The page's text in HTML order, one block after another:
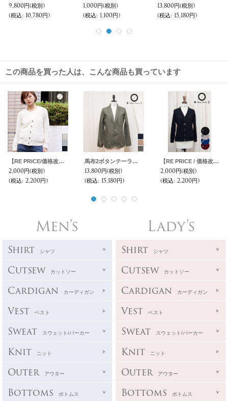
12,800円(税別)
(税込: 14,080円)
15,800円(税別)
(税込: 17,380円)
1,500円(税別)
(税込: 1,650円)
この商品を買った人は、こんな商品も買っています
【RE PRICE/価格改定】フランスリネンケーブル×鹿の子長袖ニットカーディガン[Lady's]【MADE IN JAPAN】『日本製』/ Upscape Audience
2,000円(税別)
(税込: 2,200円)
馬布2ボタンテーラードジャケット [Lady's] / Upscape Audience
13,800円(税別)
(税込: 15,180円)
【RE PRICE / 価格改定】9GスパンニットソーVネック長袖カーディガン [Lady's]【MADE IN JAPAN】『日本製』/ Upscape Audience
2,000円(税別)
(税込: 2,200円)
Men's
Shirt シャツ
Cutsew カットソー
Cardigan カーディガン
Vest ベスト
Sweat スウェット/パーカー
Knit ニット
Outer アウター
Bottoms ボトムス
Lady's
Shirt シャツ
Cutsew カットソー
Cardigan カーディガン
Vest ベスト
Sweat スウェット/パーカー
Knit ニット
Outer アウター
Bottoms ボトムス